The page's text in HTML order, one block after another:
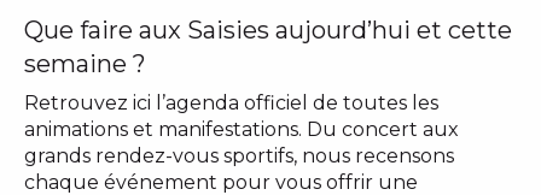
Que faire aux Saisies aujourd’hui et cette
semaine ?
Retrouvez ici l’agenda officiel de toutes les
animations et manifestations. Du concert aux
grands rendez-vous sportifs, nous recensons
chaque événement pour vous offrir une